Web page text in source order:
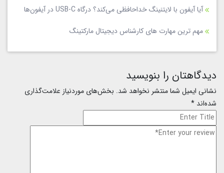
آیا آیفون با لایتنینگ خداحافظی می‌کند؟ درگاه USB-C در آیفون‌ها
مهم ترین مهارت های کارشناس دیجیتال مارکتینگ
دیدگاهتان را بنویسید
نشانی ایمیل شما منتشر نخواهد شد. بخش‌های موردنیاز علامت‌گذاری
شده‌اند *